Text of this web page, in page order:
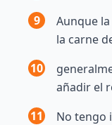
9
Aunque
la carne
10
añadir el
11
No tengo